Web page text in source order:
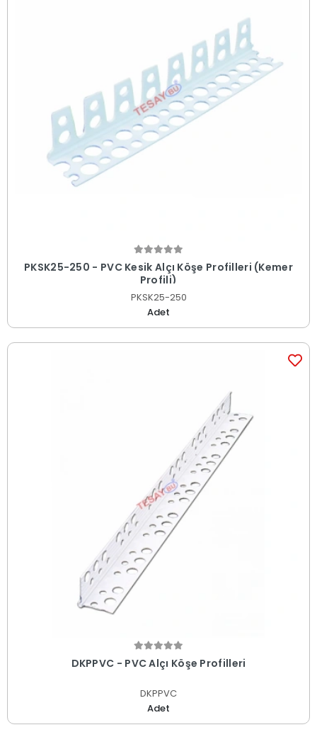
PKSK25-250 - PVC Kesik Alçı Köşe Profilleri (Kemer
Profili)
PKSK25-250
Adet
DKPPVC - PVC Alçı Köşe Profilleri
DKPPVC
Adet